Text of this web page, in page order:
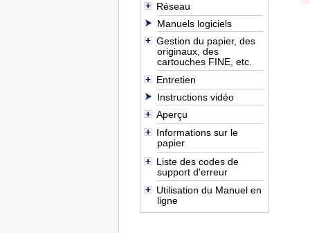
Réseau
Manuels logiciels
Gestion du papier, des
originaux, des
cartouches FINE, etc.
Entretien
Instructions vidéo
Aperçu
Informations sur le
papier
Liste des codes de
support d'erreur
Utilisation du Manuel en
ligne